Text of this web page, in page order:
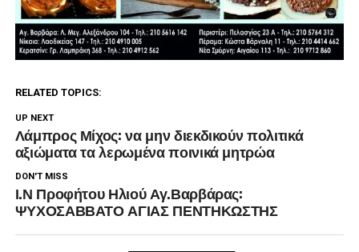
RELATED TOPICS:
UP NEXT
Λάμπρος Μίχος: να μην διεκδικούν πολιτικά
αξιώματα τα λερωμένα ποινικά μητρώα
DON'T MISS
Ι.Ν Προφήτου Ηλιού Αγ.Βαρβάρας:
ΨΥΧΟΣΑΒΒΑΤΟ ΑΓΙΑΣ ΠΕΝΤΗΚΩΣΤΗΣ